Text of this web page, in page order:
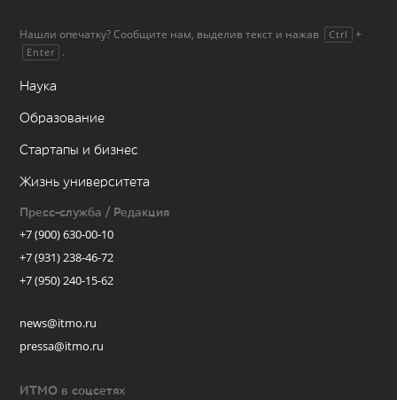
Нашли опечатку? Сообщите нам, выделив текст и нажав Ctrl +
Enter .
Наука
Образование
Стартапы и бизнес
Жизнь университета
Пресс-служба / Редакция
+7 (900) 630-00-10
+7 (931) 238-46-72
+7 (950) 240-15-62
news@itmo.ru
pressa@itmo.ru
ИТМО в соцсетях